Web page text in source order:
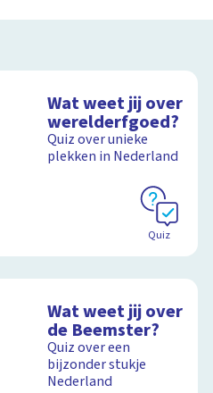
Wat weet jij over
werelderfgoed?
Quiz over unieke
plekken in Nederland
Quiz
Wat weet jij over
de Beemster?
Quiz over een
bijzonder stukje
Nederland